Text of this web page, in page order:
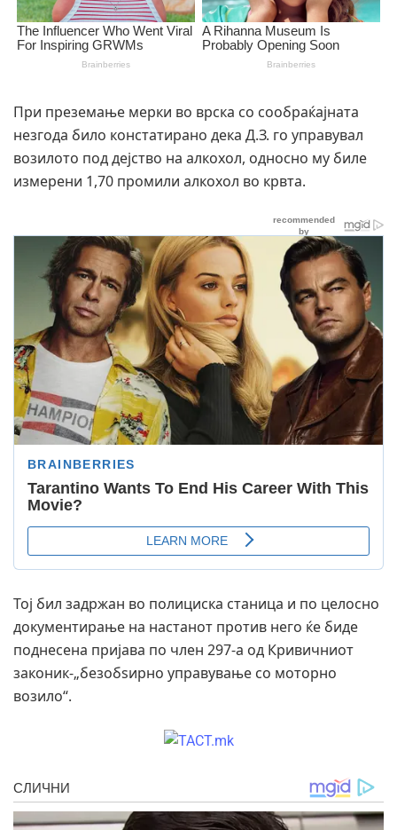
При преземање мерки во врска со сообраќајната
незгода било констатирано дека Д.З. го управувал
возилото под дејство на алкохол, односно му биле
измерени 1,70 промили алкохол во крвта.
Тој бил задржан во полициска станица и по целосно
документирање на настанот против него ќе биде
поднесена пријава по член 297-а од Кривичниот
законик-„безобѕирно управување со моторно
возило“.